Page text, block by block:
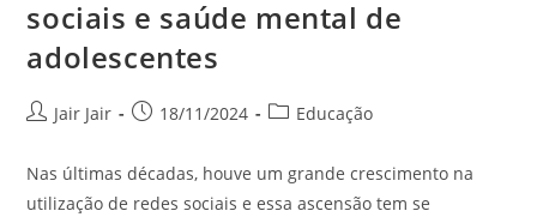
sociais e saúde mental de
adolescentes
Jair Jair 18/11/2024 Educação
Nas últimas décadas, houve um grande crescimento na
utilização de redes sociais e essa ascensão tem se